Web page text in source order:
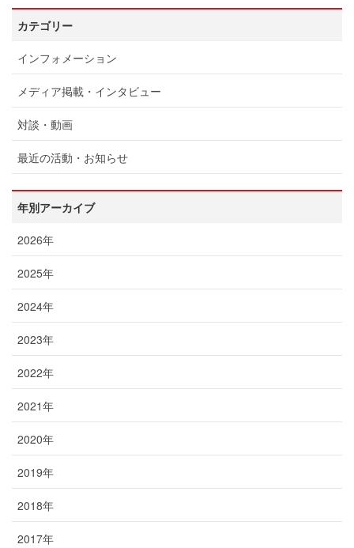
カテゴリー
インフォメーション
メディア掲載・インタビュー
対談・動画
最近の活動・お知らせ
年別アーカイブ
2026年
2025年
2024年
2023年
2022年
2021年
2020年
2019年
2018年
2017年